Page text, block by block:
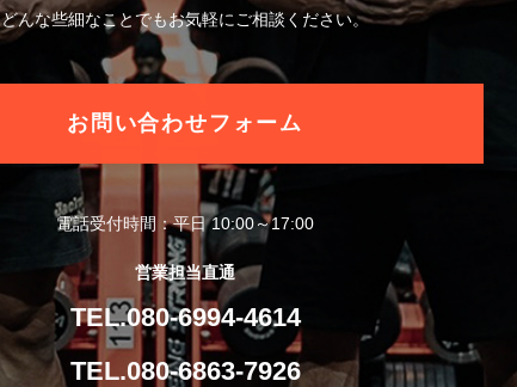
どんな些細なことでもお気軽にご相談ください。
お問い合わせフォーム
電話受付時間：平日 10:00～17:00
営業担当直通
TEL.080-6994-4614
TEL.080-6863-7926